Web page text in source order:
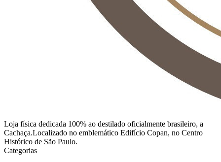
Loja física dedicada 100% ao destilado oficialmente brasileiro, a
Cachaça.Localizado no emblemático Edifício Copan, no Centro
Histórico de São Paulo.
Categorias